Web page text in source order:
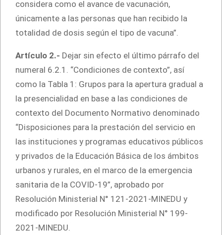
considera como el avance de vacunación,
únicamente a las personas que han recibido la
totalidad de dosis según el tipo de vacuna”.
Artículo 2.- Dejar sin efecto el último párrafo del
numeral 6.2.1. “Condiciones de contexto”, así
como la Tabla 1: Grupos para la apertura gradual a
la presencialidad en base a las condiciones de
contexto del Documento Normativo denominado
“Disposiciones para la prestación del servicio en
las instituciones y programas educativos públicos
y privados de la Educación Básica de los ámbitos
urbanos y rurales, en el marco de la emergencia
sanitaria de la COVID-19”, aprobado por
Resolución Ministerial N° 121-2021-MINEDU y
modificado por Resolución Ministerial N° 199-
2021-MINEDU.